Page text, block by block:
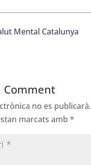
Mental Catalunya
Comment
no es publicarà.
marcats amb *